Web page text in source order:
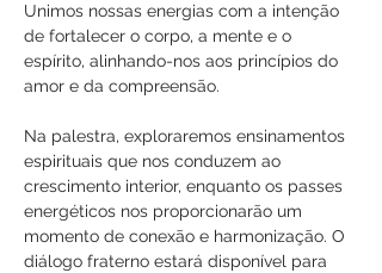
Unimos nossas energias com a intenção
de fortalecer o corpo, a mente e o
espírito, alinhando-nos aos princípios do
amor e da compreensão.
Na palestra, exploraremos ensinamentos
espirituais que nos conduzem ao
crescimento interior, enquanto os passes
energéticos nos proporcionarão um
momento de conexão e harmonização. O
diálogo fraterno estará disponível para